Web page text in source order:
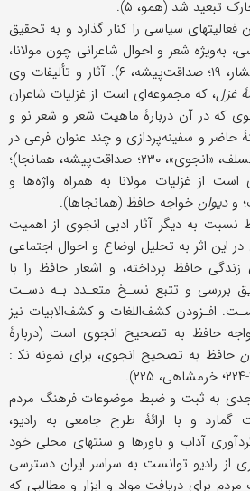
تبعید شد (همو، ۵).
سیاسی را کنار گذارد و به تحقیق
به‌ویژه شعر و احوال شاعرانی چون مولانا،
سعدی و حافظ پرداخت (افشار، ۱۹؛ صداقت‌پیشه، ۶). آثار و تألیفات وی
غزل، که مجموعه‌ای است از غزلیات شاعران
که در آن دربارۀ ماهیت شعر و شعر نو و
حاضر و سفینه‌پردازی و چند عنوان فرعی در
صداقت‌پیشه، همانجا)؛
است از غزلیات مولانا به همراه واژه‌ها و
ودیوان خواجه حافظ (همانجاها).
نسبت به دیگر آثار ادبی انجوی از اهمیت
این اثر به تحلیل اوضاع و احوال اجتماعی
حافظ پرداخته، و اشعار حافظ را با
بررسی و تتبع نسـخ متعـدد بـه دسـت
افـزودن کشف‌اللغات و کشف‌الابیات نیز
حافظ به تصحیح انجوی است (دربارۀ
حافظ به تصحیح انجوی، برای نمونه نک‍ :
به طور جدی به ثبت و ضبط موضوعات فرهنگ مردم
و با ارائۀ طرح جامعی به رادیو،
آداب و باورها و سنتهای محلی خود
از رادیو توانست به سراسر ایران دسترسی
برای دریافت مواد و ابزار و مطالبی که